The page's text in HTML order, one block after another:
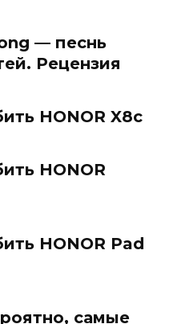
— песнь
Рецензия
HONOR X8c
HONOR
HONOR Pad
самые